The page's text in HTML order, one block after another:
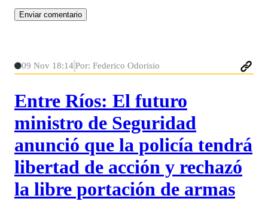
09 Nov 18:14Por: Federico Odorisio
Entre Ríos: El futuro
ministro de Seguridad
anunció que la policía tendrá
libertad de acción y rechazó
la libre portación de armas